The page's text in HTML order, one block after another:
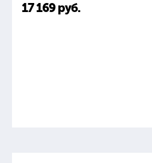
17 169 руб.